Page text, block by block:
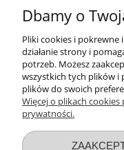
Kauczuk ten jest
szkodliwych substancji
skandynawskim stylem.
modny i pasuje do
Smoczki Bibs Boheme
funkcjonalności - mają
do kształtu ust dziecka
Dbamy o
Pliki cookies i
działanie strony i
potrzeb. Możesz
wszystkich tych plików i
plików do swoich
Więcej o plikach cookies
prywatności.